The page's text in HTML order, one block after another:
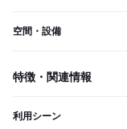
空間・設備
特徴・関連情報
利用シーン